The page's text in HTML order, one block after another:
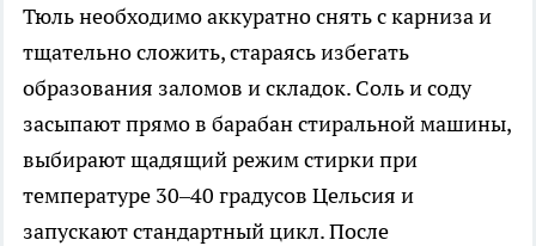
Тюль необходимо аккуратно снять с карниза и
тщательно сложить, стараясь избегать
образования заломов и складок. Соль и соду
засыпают прямо в барабан стиральной машины,
выбирают щадящий режим стирки при
температуре 30–40 градусов Цельсия и
запускают стандартный цикл. После